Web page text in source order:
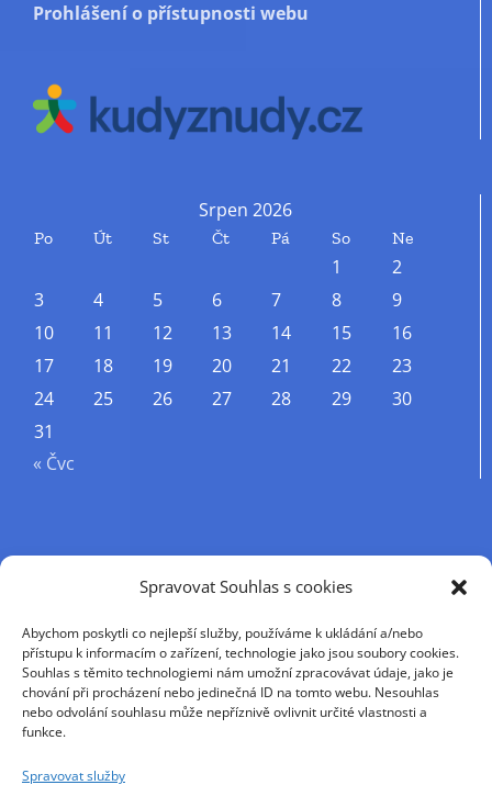
Spravovat Souhlas s cookies
Abychom poskytli co nejlepší služby, používáme k ukládání a/nebo
přístupu k informacím o zařízení, technologie jako jsou soubory cookies.
Souhlas s těmito technologiemi nám umožní zpracovávat údaje, jako je
chování při procházení nebo jedinečná ID na tomto webu. Nesouhlas
nebo odvolání souhlasu může nepříznivě ovlivnit určité vlastnosti a
funkce.
Spravovat služby
Prohlášení o přístupnosti webu
Srpen 2026
Po Út St Čt Pá So Ne
1
2
3
4 5 6 7 8
9
10
11 12 13 14 15
16
17
18 19 20 21 22
23
24
25 26 27 28 29
30
31
« Čvc
Příjmení
Křestní jméno
E-mail